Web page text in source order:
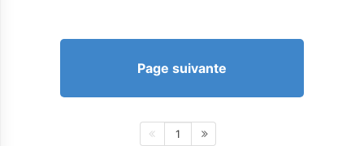
Page suivante
1